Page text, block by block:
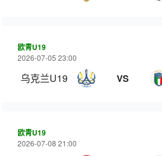
欧青U19
2026-07-05 23:00
乌克兰U19 VS
欧青U19
2026-07-08 21:00